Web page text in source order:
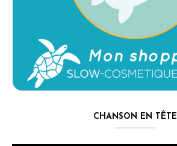
CHANSON EN TÊTE